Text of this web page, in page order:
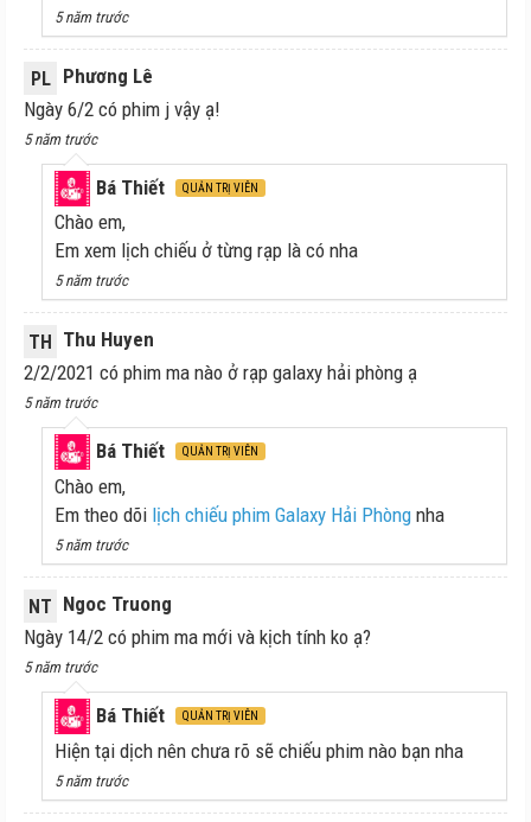
5 năm trước
PL
Phương Lê
Ngày 6/2 có phim j vậy ạ!
5 năm trước
Bá Thiết QUẢN TRỊ VIÊN
Chào em,
Em xem lịch chiếu ở từng rạp là có nha
5 năm trước
TH
Thu Huyen
2/2/2021 có phim ma nào ở rạp galaxy hải phòng ạ
5 năm trước
Bá Thiết QUẢN TRỊ VIÊN
Chào em,
Em theo dõi lịch chiếu phim Galaxy Hải Phòng nha
5 năm trước
NT Ngoc Truong
Ngày 14/2 có phim ma mới và kịch tính ko ạ?
5 năm trước
Bá Thiết QUẢN TRỊ VIÊN
Hiện tại dịch nên chưa rõ sẽ chiếu phim nào bạn nha
5 năm trước